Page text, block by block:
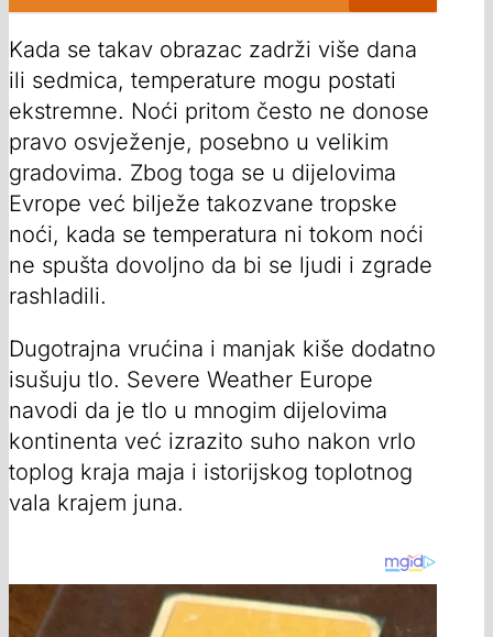
Kada se takav obrazac zadrži više dana
ili sedmica, temperature mogu postati
ekstremne. Noći pritom često ne donose
pravo osvježenje, posebno u velikim
gradovima. Zbog toga se u dijelovima
Evrope već bilježe takozvane tropske
noći, kada se temperatura ni tokom noći
ne spušta dovoljno da bi se ljudi i zgrade
rashladili.
Dugotrajna vrućina i manjak kiše dodatno
isušuju tlo. Severe Weather Europe
navodi da je tlo u mnogim dijelovima
kontinenta već izrazito suho nakon vrlo
toplog kraja maja i istorijskog toplotnog
vala krajem juna.